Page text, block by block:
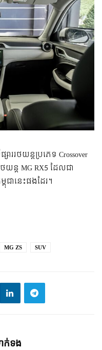
ររថយន្តប្រភេទ Crossover
ត MG RX5 ដែលជា
ានេះផងដែរ។
MG ZS SUV
ក់ទង